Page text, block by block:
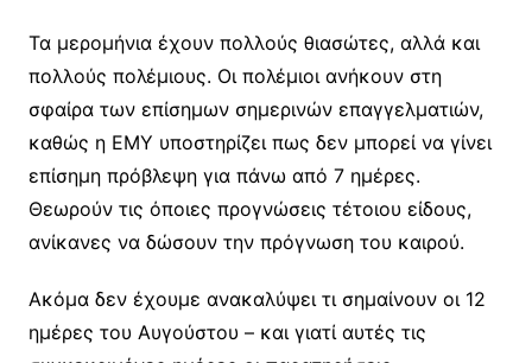
Τα μερομήνια έχουν πολλούς θιασώτες, αλλά και
πολλούς πολέμιους. Οι πολέμιοι ανήκουν στη
σφαίρα των επίσημων σημερινών επαγγελματιών,
καθώς η ΕΜΥ υποστηρίζει πως δεν μπορεί να γίνει
επίσημη πρόβλεψη για πάνω από 7 ημέρες.
Θεωρούν τις όποιες προγνώσεις τέτοιου είδους,
ανίκανες να δώσουν την πρόγνωση του καιρού.
Ακόμα δεν έχουμε ανακαλύψει τι σημαίνουν οι 12
ημέρες του Αυγούστου – και γιατί αυτές τις